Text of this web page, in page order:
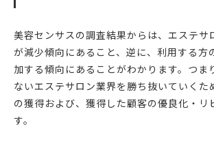
美容センサスの調査結果からは、エステサ
が減少傾向にあること、逆に、利用する方
加する傾向にあることがわかります。つま
ないエステサロン業界を勝ち抜いていくた
の獲得および、獲得した顧客の優良化・リ
す。